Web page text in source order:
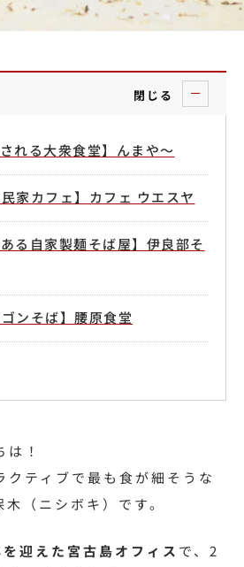
閉じる
される大衆食堂】んまや～
民家カフェ】カフェ ウエスヤ
ある自家製麺そば屋】伊良部そ
ゴンそば】腰原食堂
！
クティブで最も食が細そうな
（ニシボキ）です。
迎えた宮古島オフィス で、2